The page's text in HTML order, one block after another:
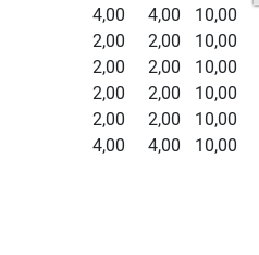
4,00 4,00
10,00
2,00 2,00
10,00
2,00 2,00
10,00
2,00 2,00
10,00
2,00 2,00
10,00
4,00 4,00 10,00